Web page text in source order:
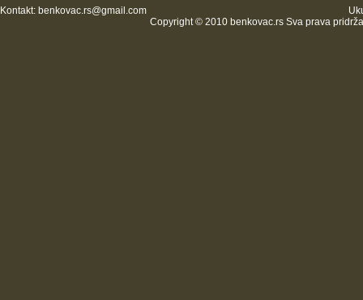
Kontakt: benkovac.rs@gmail.com
Copyright © 2010 benkovac.rs Sva prava